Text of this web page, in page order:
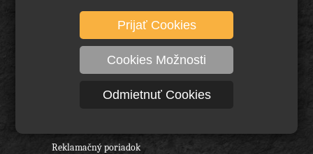
Prijať Cookies
Cookies Možnosti
Odmietnuť Cookies
Diamantové brusivo
Technické kefy a pílové kotúče
Rezné nástroje, vrtáky a frézy
Reklamačný poriadok